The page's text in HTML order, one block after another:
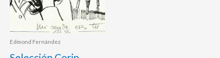
Edmond Fernández